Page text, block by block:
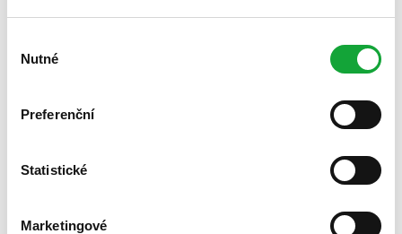
souhlasu
Nutné
Preferenční
Statistické
Marketingové